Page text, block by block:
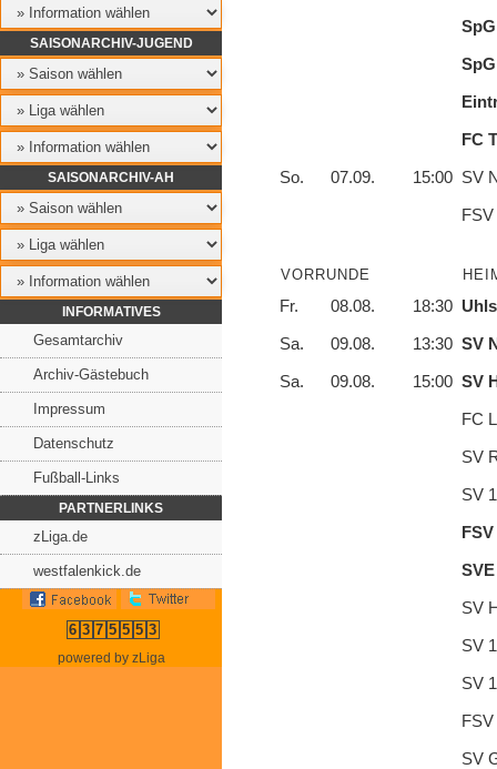
SAISONARCHIV-JUGEND
SAISONARCHIV-AH
INFORMATIVES
Gesamtarchiv
Archiv-Gästebuch
Impressum
Datenschutz
Fußball-Links
PARTNERLINKS
zLiga.de
westfalenkick.de
6 3 7 5 5 5 3
powered by zLiga
FC
So.
07.09. 15:00 SV
VORRUNDE
Fr. 08.08. 18:30
Sa.
09.08. 13:30 SV
Sa.
09.08. 15:00 SV
FC
SV
SV
SV
SV
SV
SV